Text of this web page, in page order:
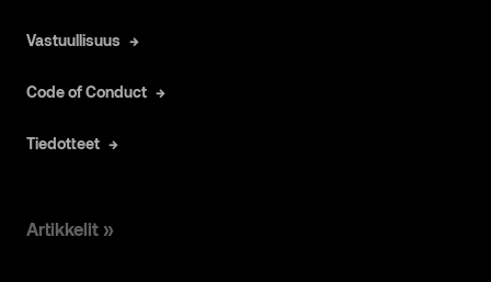
Vastuullisuus
Code of Conduct
Tiedotteet
Artikkelit »